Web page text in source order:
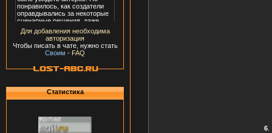
Для добавления необходима
авторизация
Чтобы писать в чате, нужно стать
Своим - FAQ
Статистика
6.